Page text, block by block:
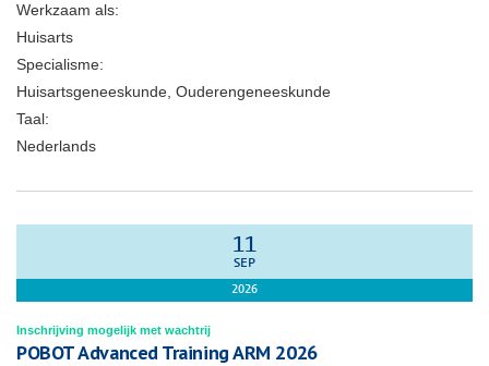
Werkzaam als:
Huisarts
Specialisme:
Huisartsgeneeskunde, Ouderengeneeskunde
Taal:
Nederlands
11
SEP
2026
Inschrijving mogelijk met wachtrij
POBOT Advanced Training ARM 2026